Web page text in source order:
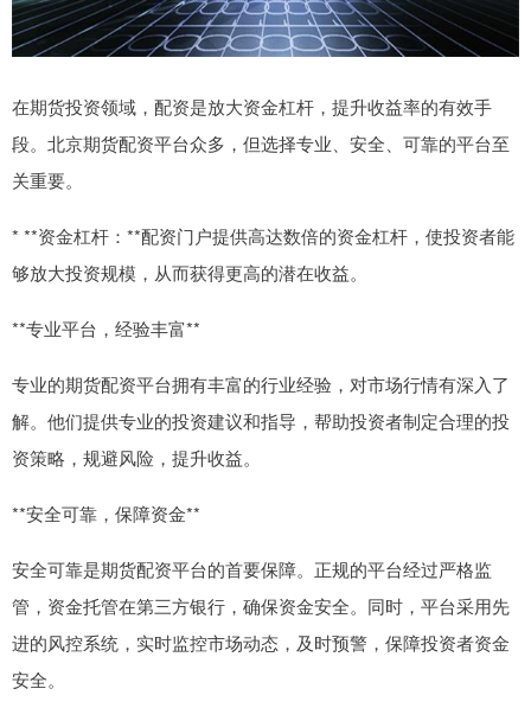
在期货投资领域，配资是放大资金杠杆，提升收益率的有效手
段。北京期货配资平台众多，但选择专业、安全、可靠的平台至
关重要。
* **资金杠杆：**配资门户提供高达数倍的资金杠杆，使投资者能
够放大投资规模，从而获得更高的潜在收益。
**专业平台，经验丰富**
专业的期货配资平台拥有丰富的行业经验，对市场行情有深入了
解。他们提供专业的投资建议和指导，帮助投资者制定合理的投
资策略，规避风险，提升收益。
**安全可靠，保障资金**
安全可靠是期货配资平台的首要保障。正规的平台经过严格监
管，资金托管在第三方银行，确保资金安全。同时，平台采用先
进的风控系统，实时监控市场动态，及时预警，保障投资者资金
安全。